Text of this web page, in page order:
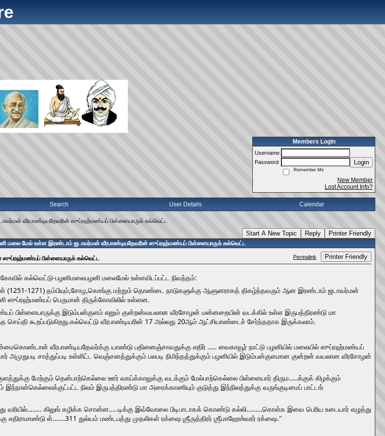
Members Login
Username
Password
Login
Remember Me
New Member
Lost Account Info?
Search User Details Calendar
வீரபாண்டியதேவரின் ஸுப்ரஹ்மண்யப் பிள்ளையாருக் கல்வெட்ட
Start A New Topic Reply Printer Friendly
மலை மேல் உள்ள இரண்டாம் ஜடாவர்மன் வீரபாண்டியதேவரின் ஸுப்ரஹ்மண்யப் பிள்ளையாருக் கல்வெட்ட
ஸுப்ரஹ்மண்யப் பிள்ளையாருக் கல்வெட்ட Permalink Printer Friendly
கல்வெட்டு-பழனிமலைபழனி மலைமேல் உள்ளவிடப்பட்ட நிவந்தம்:
(1251-1271) தம்பியும்,சோழ,கொங்கு மற்றும் தொண்டை நாடுகளுக்கு ஆளுனராகத் திகழ்ந்தவரும் ஆன இரண்டாம் ஜடாவர்மன்
ஸுப்ரஹ்மண்யப் பெருமான் திருக்கோவிலில் உள்ளன.
பிள்ளையாருக்கு இடும்பன்குளம் எனும் குன்றன்வயலான வீரசோழன் மன்னறையின் வடக்கில் உள்ள இருபத்திரண்டு மா
கூறப்படுகிறது.கல்வெட்டு வீரபாண்டியரின் 17 அல்லது 20ஆம் ஆட்சியாண்டைச் சேர்ந்ததாக இருக்கலாம்.
வீரபாண்டியதேவர்க்கு யாண்டு பதினைஞ்சாவதுக்கு எதிர் ….. வைகாவூர் நாட்டு பழனியில் மலையில் ஸுப்ரஹ்மண்யப்
அமுதுபடி சாத்துப்படி உள்ளிட்ட வெஞ்சனத்துக்கும் பலபடி நிமிந்தத்துக்கும் பழனியில் இடும்பன்குளமான குன்றன் வயலான வீரசோழன்
மேற்கும் தென்பாற்கெல்லை ஊர் வாய்க்காலுக்கு வடக்கும் மேல்பாற்கெல்லை பிள்ளையார் திரும…..க்குக் கிழக்கும்
நிலம் இருபத்திரண்டு மா அரைக்காணியும் குடுத்து இந்நிலத்துக்கு வருங்குடிமைப் பாட்டங்
வரியில்…….. கிலுங் கழிக்க சொன்ன…..டிக்கு இவ்வோலை பிடிபாடாகக் கொண்டு கல்லி………கொள்க இவை பெரிய உடையார் எழுத்து
ள்…….311 துல்யம் மண்டபத்து முதலிகள் ரக்ஷை ஶ்ரீருத்திரர் ஶ்ரீமாஹேஶ்வரர் ரக்ஷை."